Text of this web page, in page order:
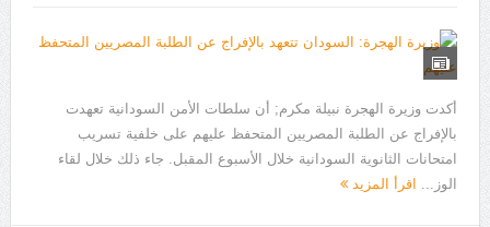
أكدت وزيرة الهجرة نبيلة مكرم; أن سلطات الأمن السودانية تعهدت
بالإفراج عن الطلبة المصريين المتحفظ عليهم على خلفية تسريب
امتحانات الثانوية السودانية خلال الأسبوع المقبل. جاء ذلك خلال لقاء
الوز... اقرأ المزيد